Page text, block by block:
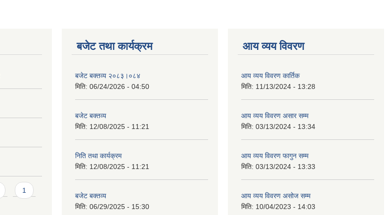
1
बजेट तथा कार्यक्रम
बजेट बक्तव्य २०८३।०८४
मिति: 06/24/2026 - 04:50
बजेट बक्तव्य
मिति: 12/08/2025 - 11:21
निति तथा कार्यक्रम
मिति: 12/08/2025 - 11:21
बजेट बक्तव्य
मिति: 06/29/2025 - 15:30
आय व्यय विवरण
आय व्यय विवरण कार्तिक
मिति: 11/13/2024 - 13:28
आय व्यय विवरण असार सम्म
मिति: 03/13/2024 - 13:34
आय व्यय विवरण फागुन सम्म
मिति: 03/13/2024 - 13:33
आय व्यय विवरण असोज सम्म
मिति: 10/04/2023 - 14:03